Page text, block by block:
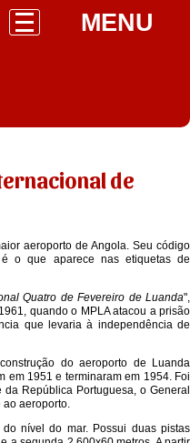
MENU
de
aeroporto de Angola. Seu código
o que aparece nas etiquetas de
Quatro de Fevereiro de Luanda",
quando o MPLA atacou a prisão
que levaria à independência de
do aeroporto de Luanda
em 1951 e terminaram em 1954. Foi
República Portuguesa, o General
ao aeroporto.
nível do mar. Possui duas pistas